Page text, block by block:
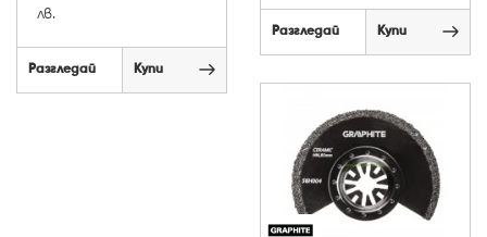
лв.
Разгледай Купи
Разгледай Купи